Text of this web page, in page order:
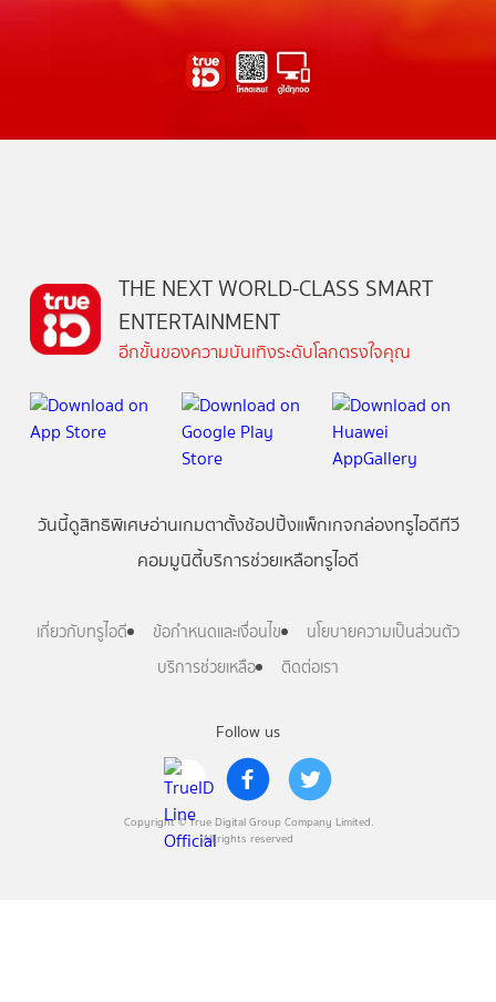
Follow us
Copyright © True Digital Group Company Limited.
All rights reserved
THE NEXT WORLD-CLASS SMART
ENTERTAINMENT
อีกขั้นของความบันเทิงระดับโลกตรงใจคุณ
วันนี้ดูสิทธิพิเศษอ่านเกมตาตั้งช้อปปิ้งแพ็กเกจกล่องทรูไอดีทีวี
คอมมูนิตี้บริการช่วยเหลือทรูไอดี
เกี่ยวกับทรูไอดี ข้อกำหนดและเงื่อนไข
นโยบายความเป็นส่วนตัว
บริการช่วยเหลือ
ติดต่อเรา